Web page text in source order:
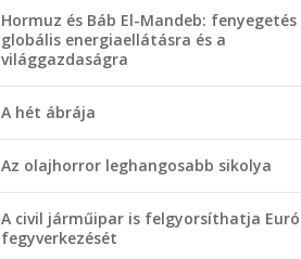
Hormuz és Báb El-Mandeb: fenyegetés
globális energiaellátásra és a
világgazdaságra
A hét ábrája
Az olajhorror leghangosabb sikolya
A civil járműipar is felgyorsíthatja
fegyverkezését